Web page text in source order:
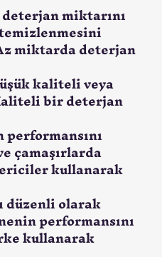
miktarını
miktarda deterjan
kaliteli veya
bir deterjan
çamaşırlarda
kullanarak
düzenli olarak
performansını
kullanarak